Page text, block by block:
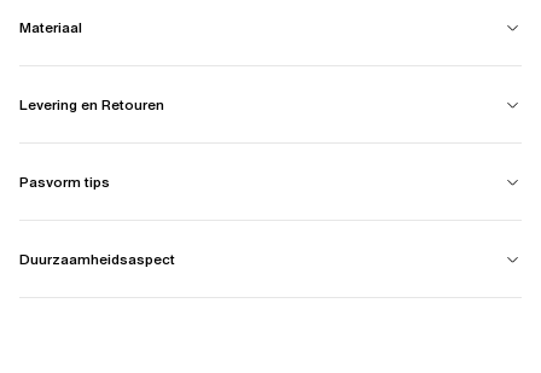
Materiaal
Levering en Retouren
Pasvorm tips
Duurzaamheidsaspect